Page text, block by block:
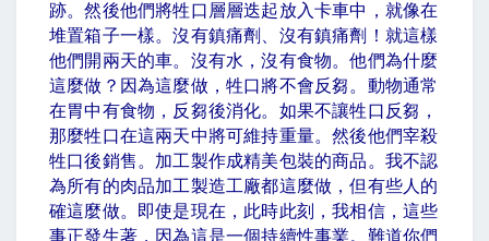
跡。然後他們將牲口層層迭起放入卡車中，就像在
堆置箱子一樣。沒有鎮痛劑、沒有鎮痛劑！就這樣
他們開兩天的車。沒有水，沒有食物。他們為什麼
這麼做？因為這麼做，牲口將不會反芻。動物通常
在胃中有食物，反芻後消化。如果不讓牲口反芻，
那麼牲口在這兩天中將可維持重量。然後他們宰殺
牲口後銷售。加工製作成精美包裝的商品。我不認
為所有的肉品加工製造工廠都這麼做，但有些人的
確這麼做。即使是現在，此時此刻，我相信，這些
事正發生著，因為這是一個持續性事業。難道你們